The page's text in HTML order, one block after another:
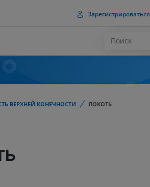
Зарегистрироваться
ВЕРХНЕЙ КОНЕЧНОСТИ ЛОКОТЬ